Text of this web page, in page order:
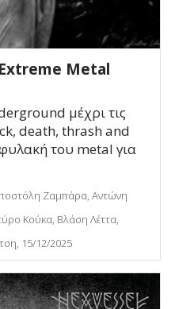
Metal
μέχρι τις
death, thrash and
του metal για
Ζαμπάρα, Αντώνη
Κούκα, Βλάση Λέττα,
15/12/2025